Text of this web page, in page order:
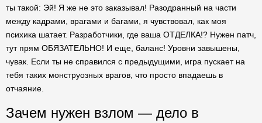
ты такой: Эй! Я же не это заказывал! Разодранный на части
между кадрами, врагами и багами, я чувствовал, как моя
психика шатает. Разработчики, где ваша ОТДЕЛКА!? Нужен патч,
тут прям ОБЯЗАТЕЛЬНО! И еще, баланс! Уровни завышены,
чувак. Если ты не справился с предыдущими, игра пускает на
тебя таких монструозных врагов, что просто впадаешь в
отчаяние.
Зачем нужен взлом — дело в